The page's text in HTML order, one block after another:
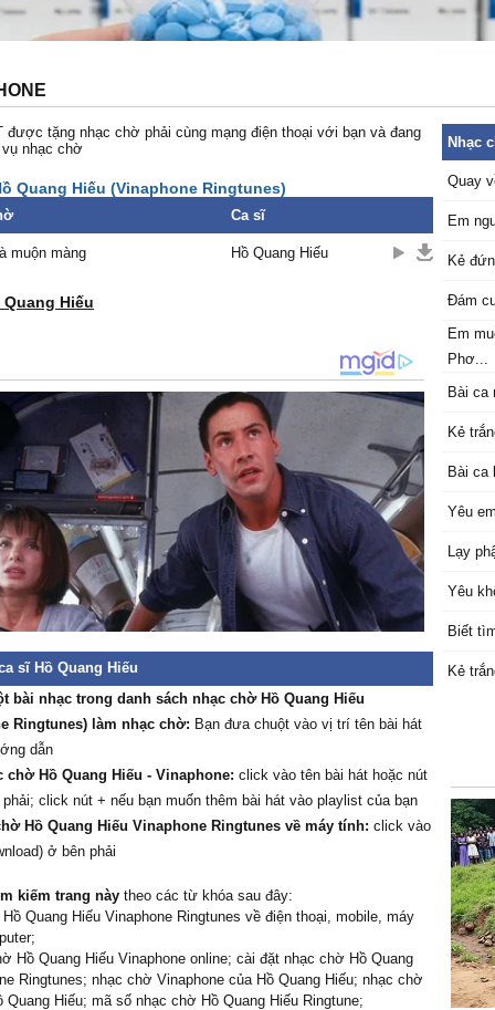
được tặng nhạc chờ phải cùng mạng điện thoại với bạn và đang
nhạc chờ
Quang Hiếu (Vinaphone Ringtunes)
Ca sĩ
muộn màng Hồ Quang Hiếu
Hiếu
sĩ Hồ Quang Hiếu
bài nhạc trong danh sách nhạc chờ Hồ Quang Hiếu
Ringtunes) làm nhạc chờ: Bạn đưa chuột vào vị trí tên bài hát
dẫn
chờ Hồ Quang Hiếu - Vinaphone: click vào tên bài hát hoặc nút
click nút + nếu bạn muốn thêm bài hát vào playlist của bạn
Hồ Quang Hiếu Vinaphone Ringtunes về máy tính: click vào
ở bên phải
kiếm trang này theo các từ khóa sau đây:
Quang Hiếu Vinaphone Ringtunes về điện thoại, mobile, máy
Hồ Quang Hiếu Vinaphone online; cài đặt nhạc chờ Hồ Quang
Ringtunes; nhạc chờ Vinaphone của Hồ Quang Hiếu; nhạc chờ
Quang Hiếu; mã số nhạc chờ Hồ Quang Hiếu Ringtune;
Nhạc
Quay
Em
Kẻ
Đám
Em
Phơ...
Bài ca
Kẻ
Bài ca
Yêu
Lạy
Yêu
Biết
Kẻ